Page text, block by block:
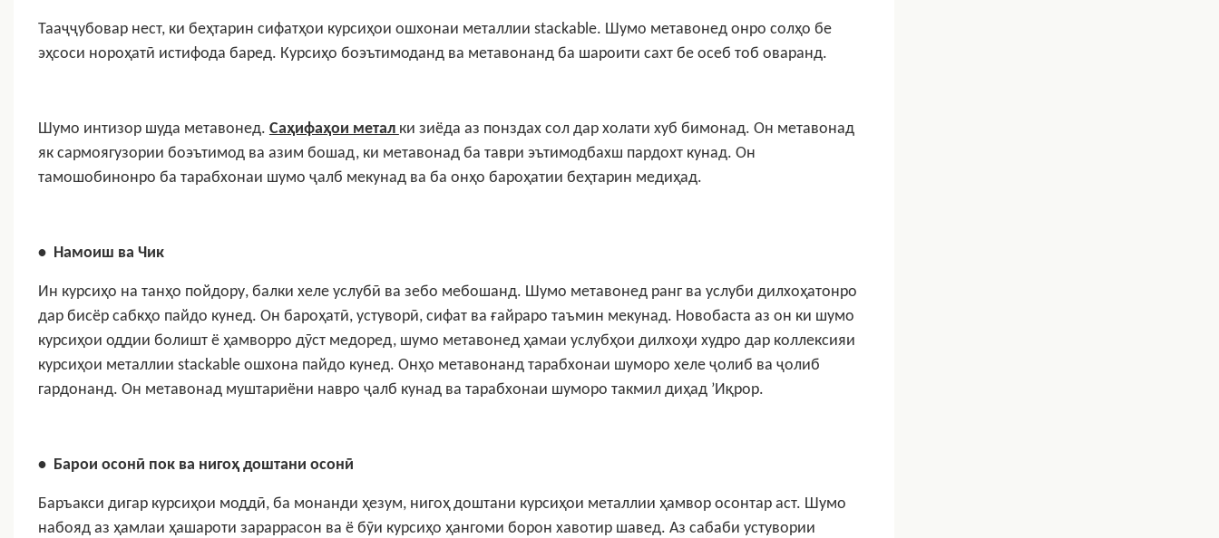
Тааҷҷубовар нест, ки беҳтарин сифатҳои курсиҳои ошхонаи металлии stackable. Шумо метавонед онро солҳо бе
эҳсоси нороҳатӣ истифода баред. Курсиҳо боэътимоданд ва метавонанд ба шароити сахт бе осеб тоб оваранд.
Шумо интизор шуда метавонед. Саҳифаҳои метал ки зиёда аз понздах сол дар холати хуб бимонад. Он метавонад
як сармоягузории боэътимод ва азим бошад, ки метавонад ба таври эътимодбахш пардохт кунад. Он
тамошобинонро ба тарабхонаи шумо ҷалб мекунад ва ба онҳо бароҳатии беҳтарин медиҳад.
• Намоиш ва Чик
Ин курсиҳо на танҳо пойдору, балки хеле услубӣ ва зебо мебошанд. Шумо метавонед ранг ва услуби дилхоҳатонро
дар бисёр сабкҳо пайдо кунед. Он бароҳатӣ, устуворӣ, сифат ва ғайраро таъмин мекунад. Новобаста аз он ки шумо
курсиҳои оддии болишт ё ҳамворро дӯст медоред, шумо метавонед ҳамаи услубҳои дилхоҳи худро дар коллексияи
курсиҳои металлии stackable ошхона пайдо кунед. Онҳо метавонанд тарабхонаи шуморо хеле ҷолиб ва ҷолиб
гардонанд. Он метавонад муштариёни навро ҷалб кунад ва тарабхонаи шуморо такмил диҳад ’Иқрор.
• Барои осонӣ пок ва нигоҳ доштани осонӣ
Баръакси дигар курсиҳои моддӣ, ба монанди ҳезум, нигоҳ доштани курсиҳои металлии ҳамвор осонтар аст. Шумо
набояд аз ҳамлаи ҳашароти зараррасон ва ё бӯи курсиҳо ҳангоми борон хавотир шавед. Аз сабаби устувории